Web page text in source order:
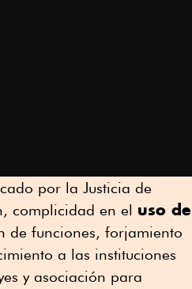
por la Justicia de
complicidad en el uso de
de funciones, forjamiento
a las instituciones
y asociación para